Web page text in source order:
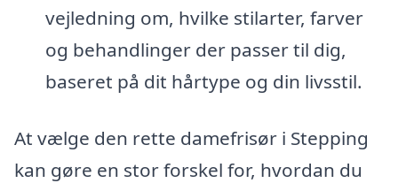
vejledning om, hvilke stilarter, farver
og behandlinger der passer til dig,
baseret på dit hårtype og din livsstil.
At vælge den rette damefrisør i Stepping
kan gøre en stor forskel for, hvordan du